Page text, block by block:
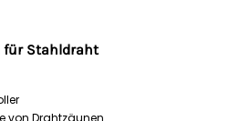
für Stahldraht
von Drahtzäunen